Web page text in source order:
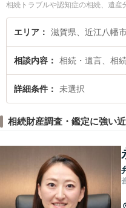
相続トラブルや認知症の相続、遺
き便利です。特に近江八幡法律事
の徳山 紗里弁護士のプロフィール
ます。『近江八幡市で土日や夜間
富な近くの弁護士を検索したい』
相談できる近江八幡市内の弁護士
んにおすすめです。
エリア 滋賀県、近江八幡
相談内容 相続・遺言、相
詳細条件 未選択
相続財産調査・鑑定に強い